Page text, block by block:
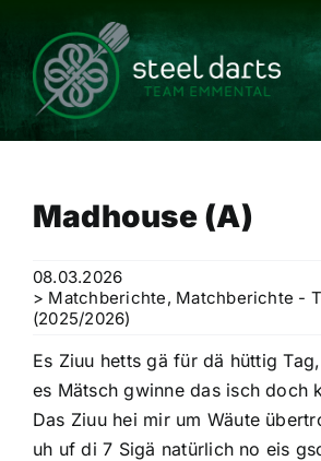
content
Madhouse (A)
08.03.2026
> Matchberichte, Matchberichte -
(2025/2026)
Es Ziuu hetts gä für dä hüttig Tag,
es Mätsch gwinne das isch doch
Das Ziuu hei mir um Wäute
uh uf di 7 Sigä natürlich no eis